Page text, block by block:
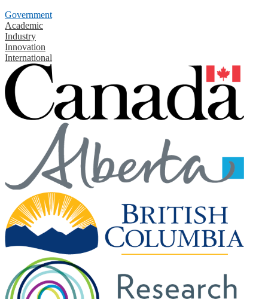
Government
Academic
Industry
Innovation
International